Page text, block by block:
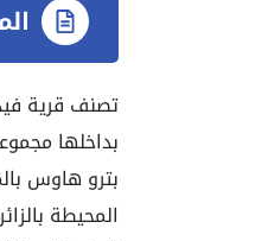
تصنف قرية
بداخلها
بترو هاوس
المحيطة